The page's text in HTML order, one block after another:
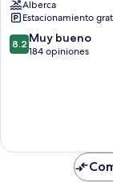
Pausania
Alberca
Estacionamiento
8.2
de
8.2 Muy bueno
184 opiniones